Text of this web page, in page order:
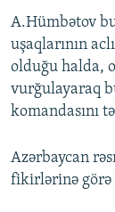
A.Hümbətov
uşaqlarının
olduğu halda,
vurğulayaraq
komandasını
Azərbaycan
fikirlərinə görə